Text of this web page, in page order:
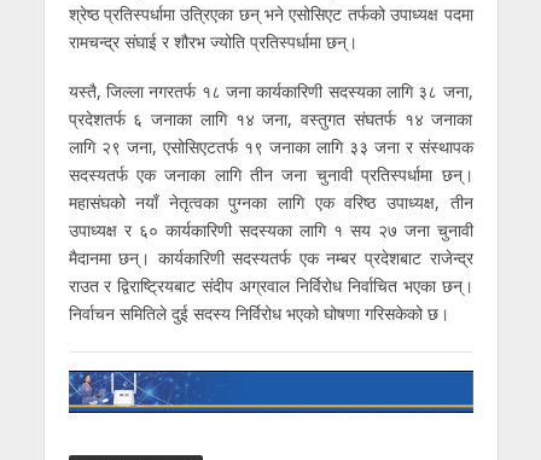
श्रेष्ठ प्रतिस्पर्धामा उत्रिएका छन् भने एसोसिएट तर्फको उपाध्यक्ष पदमा
रामचन्द्र संघाई र शौरभ ज्योति प्रतिस्पर्धामा छन्।
यस्तै, जिल्ला नगरतर्फ १८ जना कार्यकारिणी सदस्यका लागि ३८ जना,
प्रदेशतर्फ ६ जनाका लागि १४ जना, वस्तुगत संघतर्फ १४ जनाका
लागि २९ जना, एसोसिएटतर्फ १९ जनाका लागि ३३ जना र संस्थापक
सदस्यतर्फ एक जनाका लागि तीन जना चुनावी प्रतिस्पर्धामा छन्।
महासंघको नयाँ नेतृत्वका पुग्नका लागि एक वरिष्ठ उपाध्यक्ष, तीन
उपाध्यक्ष र ६० कार्यकारिणी सदस्यका लागि १ सय २७ जना चुनावी
मैदानमा छन्। कार्यकारिणी सदस्यतर्फ एक नम्बर प्रदेशबाट राजेन्द्र
राउत र द्विराष्ट्रियबाट संदीप अग्रवाल निर्विरोध निर्वाचित भएका छन्।
निर्वाचन समितिले दुई सदस्य निर्विरोध भएको घोषणा गरिसकेको छ।